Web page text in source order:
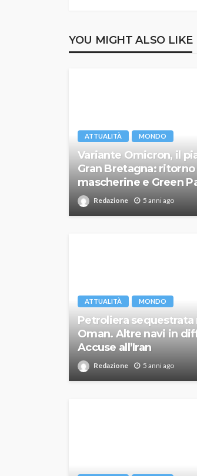
YOU MIGHT ALSO LIKE
ATTUALITÀ MONDO
Variante Omicron, il
Gran Bretagna:
mascherine e Green
Redazione 5 anni ago
ATTUALITÀ MONDO
Petroliera sequestrata
Oman. Altre navi in
Accuse all’Iran
Redazione 5 anni ago